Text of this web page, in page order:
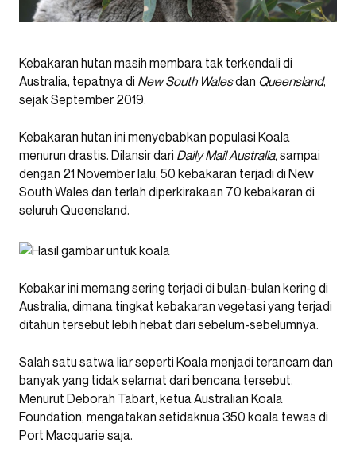
Kebakaran hutan masih membara tak terkendali di
Australia, tepatnya di New South Walesdan Queensland,
sejak September 2019.
Kebakaran hutan ini menyebabkan populasi Koala
menurun drastis. Dilansir dari Daily Mail Australia,sampai
dengan 21 November lalu, 50 kebakaran terjadi di New
South Wales dan terlah diperkirakaan 70 kebakaran di
seluruh Queensland.
Kebakar ini memang sering terjadi di bulan-bulan kering di
Australia, dimana tingkat kebakaran vegetasi yang terjadi
ditahun tersebut lebih hebat dari sebelum-sebelumnya.
Salah satu satwa liar seperti Koala menjadi terancam dan
banyak yang tidak selamat dari bencana tersebut.
Menurut Deborah Tabart, ketua Australian Koala
Foundation, mengatakan setidaknua 350 koala tewas di
Port Macquarie saja.